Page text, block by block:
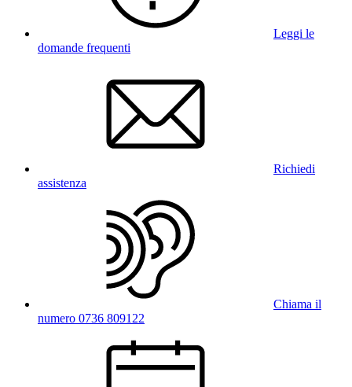
Leggi le
domande frequenti
Richiedi
assistenza
Chiama il
numero 0736 809122